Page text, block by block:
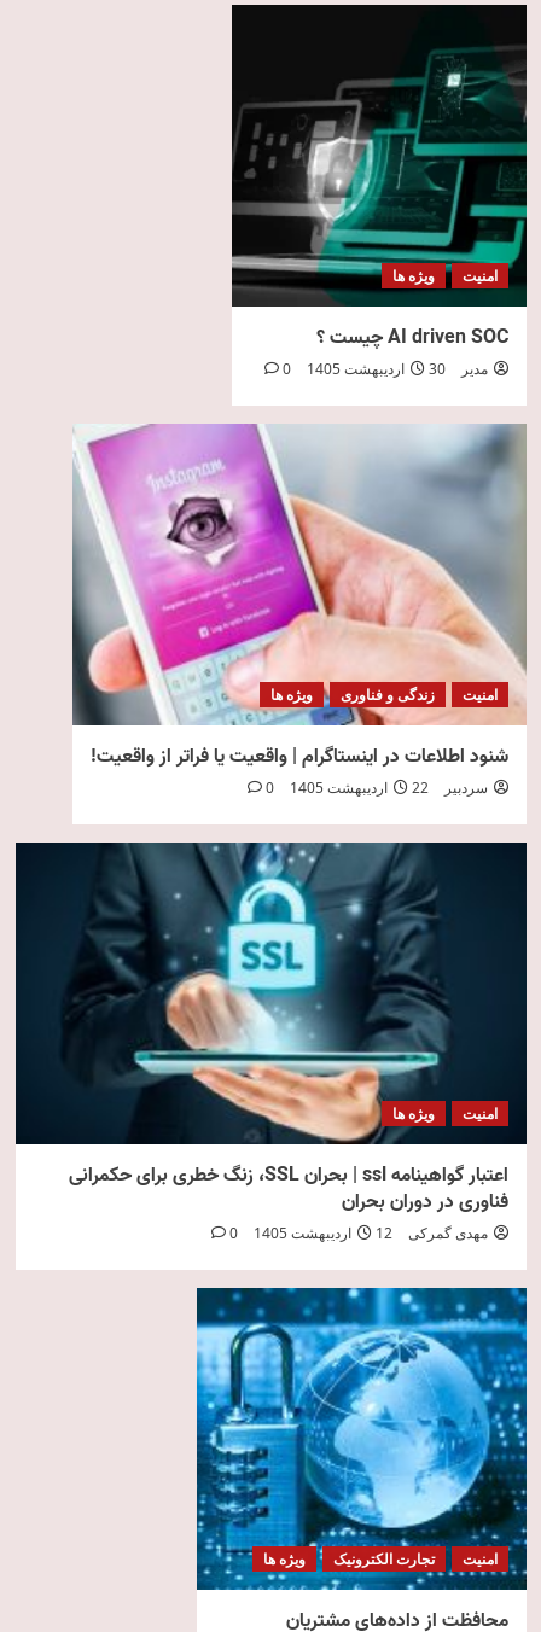
امنیت ویژه ها
AI driven SOC چیست ؟
مدیر 30 اردیبهشت 1405 0
امنیت زندگی و فناوری ویژه ها
شنود اطلاعات در اینستاگرام | واقعیت یا فراتر از واقعیت!
سردبیر 22 اردیبهشت 1405 0
امنیت ویژه ها
اعتبار گواهینامه ssl | بحران SSL، زنگ خطری برای حکمرانی
فناوری در دوران بحران
مهدی گمرکی 12 اردیبهشت 1405 0
امنیت تجارت الکترونیک ویژه ها
محافظت از داده‌های مشتریان